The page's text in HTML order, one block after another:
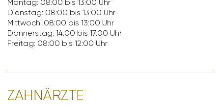
Montag: 08:00 bis 13:00 Uhr
Dienstag: 08:00 bis 13:00 Uhr
Mitt­woch: 08:00 bis 13:00 Uhr
Donnerstag: 14:00 bis 17:00 Uhr
Freitag: 08:00 bis 12:00 Uhr
ZAHN­ÄRZTE